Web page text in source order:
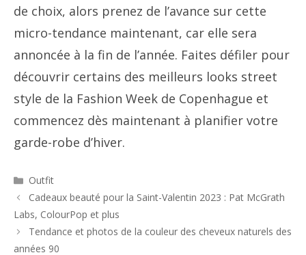
de choix, alors prenez de l’avance sur cette
micro-tendance maintenant, car elle sera
annoncée à la fin de l’année. Faites défiler pour
découvrir certains des meilleurs looks street
style de la Fashion Week de Copenhague et
commencez dès maintenant à planifier votre
garde-robe d’hiver.
Catégories
Outfit
Navigation
des
articles
Cadeaux beauté pour la Saint-Valentin 2023 : Pat McGrath
Labs, ColourPop et plus
Tendance et photos de la couleur des cheveux naturels des
années 90